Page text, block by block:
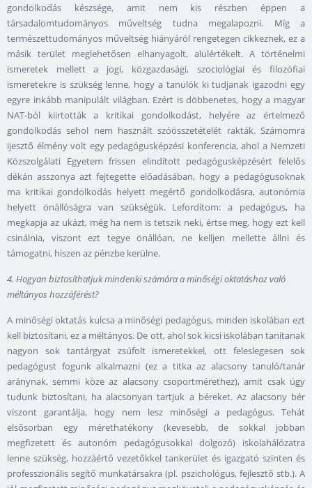
gondolkodás készsége, amit nem kis részben éppen a
társadalomtudományos műveltség tudna megalapozni. Míg a
természettudományos műveltség hiányáról rengetegen cikkeznek, ez a
másik terület meglehetősen elhanyagolt, alulértékelt. A történelmi
ismeretek mellett a jogi, közgazdasági, szociológiai és filozófiai
ismeretekre is szükség lenne, hogy a tanulók ki tudjanak igazodni egy
egyre inkább manipulált világban. Ezért is döbbenetes, hogy a magyar
NAT-ból kiirtották a kritikai gondolkodást, helyére az értelmező
gondolkodás sehol nem használt szóösszetételét rakták. Számomra
ijesztő élmény volt egy pedagógusképzési konferencia, ahol a Nemzeti
Közszolgálati Egyetem frissen elindított pedagógusképzésért felelős
dékán asszonya azt fejtegette előadásában, hogy a pedagógusoknak
ma kritikai gondolkodás helyett megértő gondolkodásra, autonómia
helyett önállóságra van szükségük. Lefordítom: a pedagógus, ha
megkapja az ukázt, még ha nem is tetszik neki, értse meg, hogy ezt kell
csinálnia, viszont ezt tegye önállóan, ne kelljen mellette állni és
támogatni, hiszen az pénzbe kerülne.
4. Hogyan biztosíthatjuk mindenki számára a minőségi oktatáshoz való
méltányos hozzáférést?
A minőségi oktatás kulcsa a minőségi pedagógus, minden iskolában ezt
kell biztosítani, ez a méltányos. De ott, ahol sok kicsi iskolában tanítanak
nagyon sok tantárgyat zsúfolt ismeretekkel, ott feleslegesen sok
pedagógust fogunk alkalmazni (ez a titka az alacsony tanuló/tanár
aránynak, semmi köze az alacsony csoportmérethez), amit csak úgy
tudunk biztosítani, ha alacsonyan tartjuk a béreket. Az alacsony bér
viszont garantálja, hogy nem lesz minőségi a pedagógus. Tehát
elsősorban egy mérethatékony (kevesebb, de sokkal jobban
megfizetett és autonóm pedagógusokkal dolgozó) iskolahálózatra
lenne szükség, hozzáértő vezetőkkel tankerület és igazgató szinten és
professzionális segítő munkatársakra (pl. pszichológus, fejlesztő stb.). A